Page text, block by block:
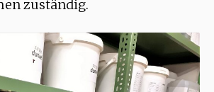
zuständig.